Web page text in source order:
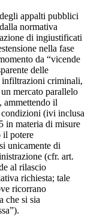
appalti pubblici
normativa
di ingiustificati
nella fase
da “vicende
delle
infiltrazioni criminali,
mercato parallelo
ammettendo il
condizioni (ivi inclusa
in materia di misure
il potere
unicamente di
(cfr. art.
al rilascio
richiesta; tale
ricorrano
che si sia